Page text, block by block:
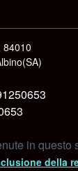
84010
in questo
della